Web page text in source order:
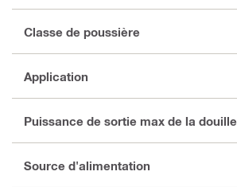
Classe de poussière
Application
Puissance de sortie max de la douille
Source d'alimentation